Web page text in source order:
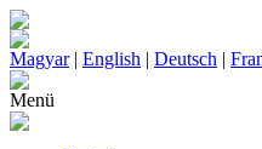
Magyar| English | Deutsch |
Menü